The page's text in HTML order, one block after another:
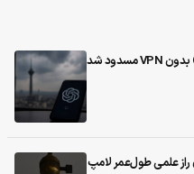
شد؛ افشای راز علمی طول‌عمر لامپ